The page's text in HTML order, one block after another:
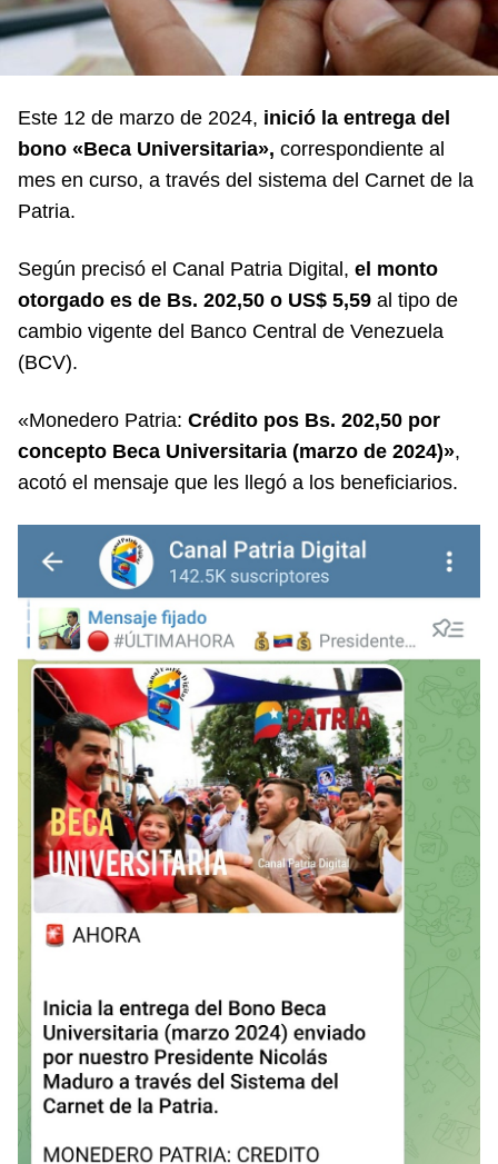
Este 12 de marzo de 2024, inició la entrega del
bono «Beca Universitaria», correspondiente al
mes en curso, a través del sistema del Carnet de la
Patria.
Según precisó el Canal Patria Digital, el monto
otorgado es de Bs. 202,50 o US$ 5,59 al tipo de
cambio vigente del Banco Central de Venezuela
(BCV).
«Monedero Patria: Crédito pos Bs. 202,50 por
concepto Beca Universitaria (marzo de 2024)»,
acotó el mensaje que les llegó a los beneficiarios.